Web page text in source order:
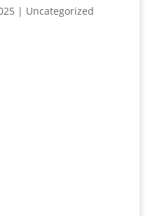
| Uncategorized